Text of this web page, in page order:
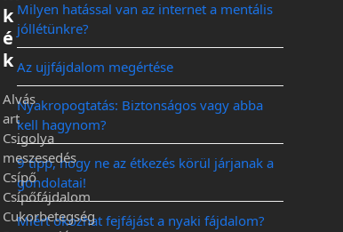
Milyen hatással van az internet a mentális
jóllétünkre?
Az ujjfájdalom megértése
Nyakropogtatás: Biztonságos vagy abba
kell hagynom?
9 tipp, hogy ne az étkezés körül járjanak a
gondolatai!
Miért okozhat fejfájást a nyaki fájdalom?
k
é
k
Alvás
art
Csigolya
meszesedés
Csípő
Csípőfájdalom
Cukorbetegség